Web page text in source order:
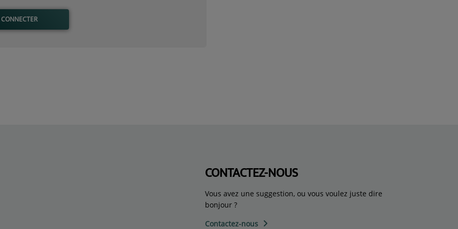
CONNECTER
CONTACTEZ-NOUS
Vous avez une suggestion, ou vous voulez juste dire
bonjour ?
Contactez-nous